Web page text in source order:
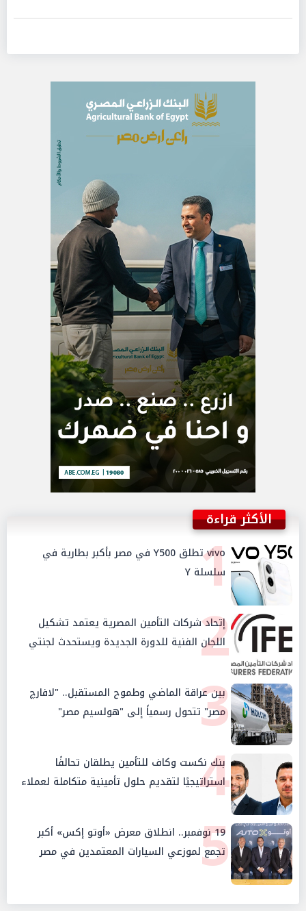
الأكثر قراءة
1
vivo تطلق Y500 في مصر بأكبر بطارية في
سلسلة Y
2
إتحاد شركات التأمين المصرية يعتمد تشكيل
اللجان الفنية للدورة الجديدة ويستحدث لجنتي
الأمن السيبراني والإستثمار والإدخار
3
بين عراقة الماضي وطموح المستقبل.. "لافارچ
مصر" تتحول رسمياً إلى "هولسيم مصر"
4
بنك نكست وكاف للتأمين يطلقان تحالفًا
استراتيجيًا لتقديم حلول تأمينية متكاملة لعملاء
البنك
519 نوفمبر.. انطلاق معرض «أوتو إكس» أكبر
تجمع لموزعي السيارات المعتمدين في مصر